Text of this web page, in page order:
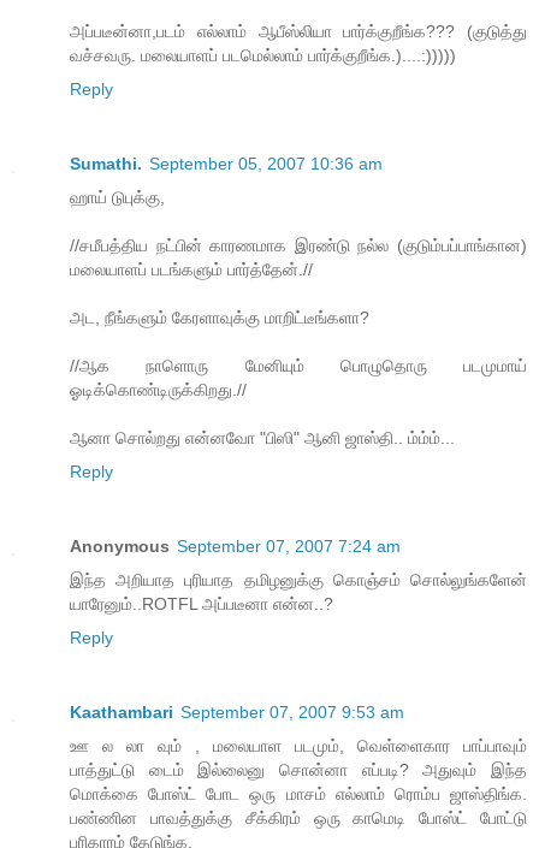
அப்படீன்னா,படம் எல்லாம் ஆபீஸ்லியா பார்க்குறீங்க??? (குடுத்து
வச்சவரு. மலையாளப் படமெல்லாம் பார்க்குறீங்க.)....:)))))
Reply
Sumathi. September 05, 2007 10:36 am
ஹாய் டுபுக்கு,
//சமீபத்திய நட்பின் காரணமாக இரண்டு நல்ல (குடும்பப்பாங்கான)
மலையாளப் படங்களும் பார்த்தேன்.//
அட, நீங்களும் கேரளாவுக்கு மாறிட்டீங்களா?
//ஆக நாளொரு மேனியும் பொழுதொரு படமுமாய்
ஓடிக்கொண்டிருக்கிறது.//
ஆனா சொல்றது என்னவோ "பிஸி" ஆனி ஜாஸ்தி.. ம்ம்ம்...
Reply
Anonymous September 07, 2007 7:24 am
இந்த அறியாத புரியாத தமிழனுக்கு கொஞ்சம் சொல்லுங்களேன்
யாரேனும்..ROTFL அப்படீனா என்ன..?
Reply
Kaathambari September 07, 2007 9:53 am
ஊ ல லா வும் , மலையாள படமும், வெள்ளைகார பாப்பாவும்
பாத்துட்டு டைம் இல்லைனு சொன்னா எப்படி? அதுவும் இந்த
மொக்கை போஸ்ட் போட ஒரு மாசம் எல்லாம் ரொம்ப ஜாஸ்திங்க.
பண்ணின பாவத்துக்கு சீக்கிரம் ஒரு காமெடி போஸ்ட் போட்டு
பரிகாரம் தேடுங்க.